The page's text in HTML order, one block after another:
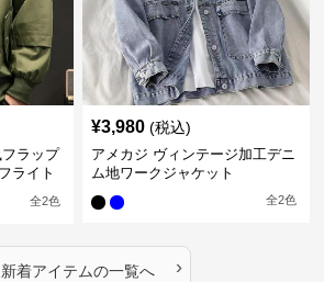
ラップ
ライト
全2色
¥3,980 (税込)
アメカジ ヴィンテージ加工デニ
ム地ワークジャケット
全2色
新着アイテムの一覧へ ›